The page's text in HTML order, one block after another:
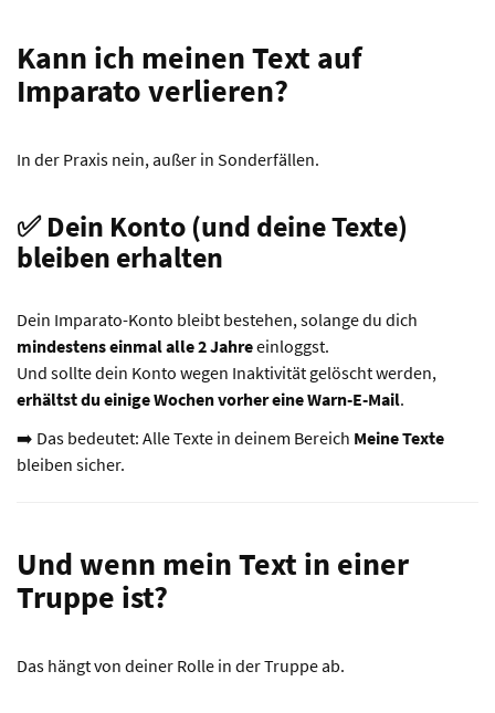
Kann ich meinen Text auf
Imparato verlieren?
In der Praxis nein, außer in Sonderfällen.
✅ Dein Konto (und deine Texte)
bleiben erhalten
Dein Imparato-Konto bleibt bestehen, solange du dich
mindestens einmal alle 2 Jahreeinloggst.
Und sollte dein Konto wegen Inaktivität gelöscht werden,
erhältst du einige Wochen vorher eine Warn-E-Mail.
➡️ Das bedeutet: Alle Texte in deinem Bereich Meine Texte
bleiben sicher.
Und wenn mein Text in einer
Truppe ist?
Das hängt von deiner Rolle in der Truppe ab.